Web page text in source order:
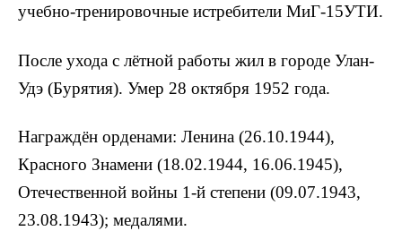
учебно-тренировочные истребители МиГ-15УТИ.
После ухода с лётной работы жил в городе Улан-
Удэ (Бурятия). Умер 28 октября 1952 года.
Награждён орденами: Ленина (26.10.1944),
Красного Знамени (18.02.1944, 16.06.1945),
Отечественной войны 1-й степени (09.07.1943,
23.08.1943); медалями.